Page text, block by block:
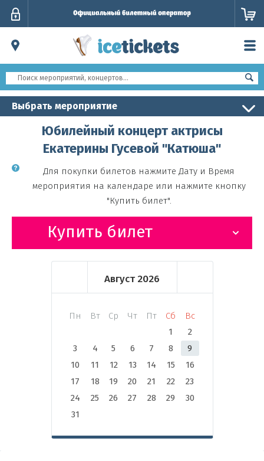
Выбрать мероприятие
Юбилейный концерт актрисы
Екатерины Гусевой "Катюша"
Для покупки билетов нажмите Дату и Время
мероприятия на календаре или нажмите кнопку
"Купить билет".
Купить билет
Август 2026
Пн Вт Ср Чт Пт Сб
Вс
1
2
3
4 5 6 7 8
9
10
11 12 13 14 15
16
17
18 19 20 21 22
23
24
25 26 27 28 29
30
31